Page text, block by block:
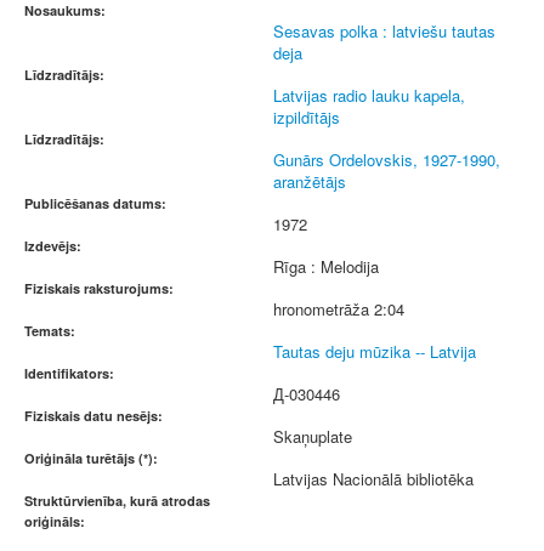
Nosaukums:
Sesavas polka : latviešu tautas
deja
Līdzradītājs:
Latvijas radio lauku kapela,
izpildītājs
Līdzradītājs:
Gunārs Ordelovskis, 1927-1990,
aranžētājs
Publicēšanas datums:
1972
Izdevējs:
Rīga : Melodija
Fiziskais raksturojums:
hronometrāža 2:04
Temats:
Tautas deju mūzika -- Latvija
Identifikators:
Д-030446
Fiziskais datu nesējs:
Skaņuplate
Oriģināla turētājs (*):
Latvijas Nacionālā bibliotēka
Struktūrvienība, kurā atrodas
oriģināls: